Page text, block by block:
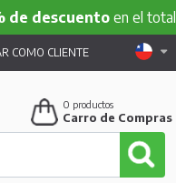
en el total de tu
COMO CLIENTE
0 productos
Carro de Compras